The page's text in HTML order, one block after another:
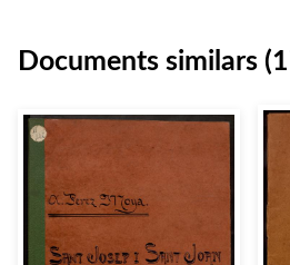
Documents similars